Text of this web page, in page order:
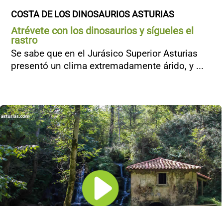
COSTA DE LOS DINOSAURIOS ASTURIAS
Atrévete con los dinosaurios y sígueles el
rastro
Se sabe que en el Jurásico Superior Asturias
presentó un clima extremadamente árido, y ...